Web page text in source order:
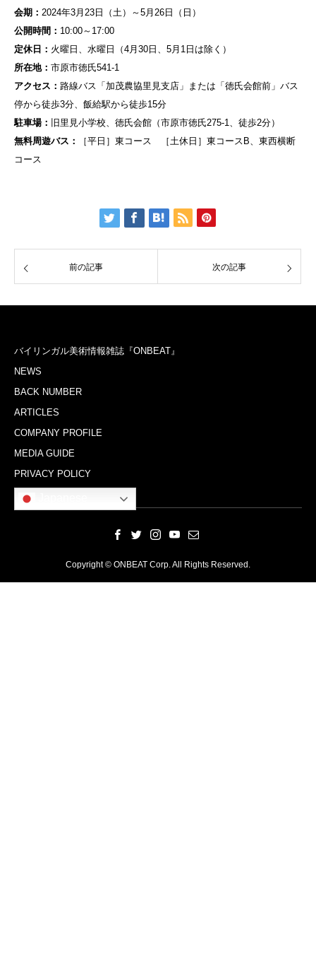
会期： 2024年3月23日（土）～5月26日（日）
公開時間： 10:00～17:00
定休日： 火曜日、水曜日（4月30日、5月1日は除く）
所在地： 市原市徳氏541-1
アクセス： 路線バス「加茂農協里見支店」または「徳氏会館前」バス
停から徒歩3分、飯給駅から徒歩15分
駐車場：
旧里見小学校、徳氏会館（市原市徳氏275-1、徒歩2分）
無料周遊バス：
［平日］東コース ［土休日］東コースB、東西横断
コース
前の記事 次の記事
バイリンガル美術情報雑誌『ONBEAT』
NEWS
BACK NUMBER
ARTICLES
COMPANY PROFILE
MEDIA GUIDE
PRIVACY POLICY
Copyright © ONBEAT Corp. All Rights Reserved.